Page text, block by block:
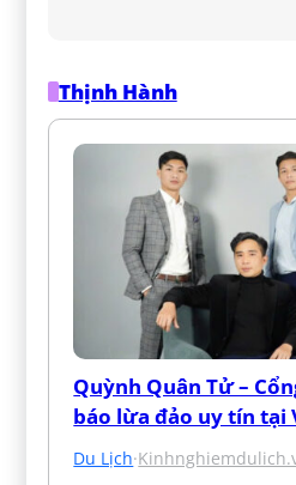
Thịnh Hành
Quỳnh Quân Tử –
báo lừa đảo uy tín tại
Du Lịch·